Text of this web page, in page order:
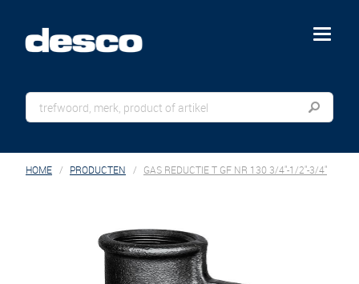
menu
HOME PRODUCTEN GAS REDUCTIE T GF NR 130 3/4"-1/2"-3/4"